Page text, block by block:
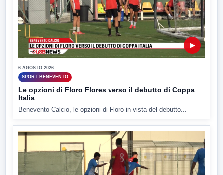
▶
6 AGOSTO 2026
SPORT BENEVENTO
Le opzioni di Floro Flores verso il debutto di Coppa
Italia
Benevento Calcio, le opzioni di Floro in vista del debutto...